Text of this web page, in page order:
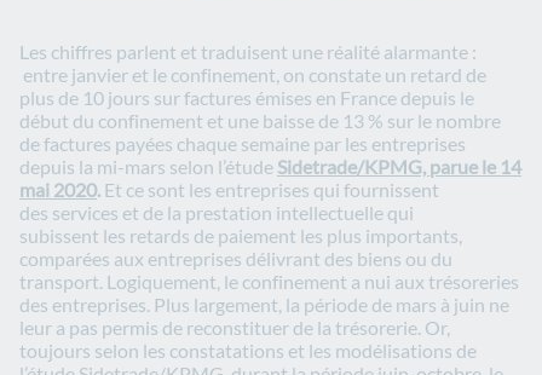
Les chiffres parlent et traduisent une réalité alarmante :
entre janvier et le confinement, on constate un retard de
plus de 10 jours sur factures émises en France depuis le
début du confinement et une baisse de 13 % sur le nombre
de factures payées chaque semaine par les entreprises
depuis la mi-mars selon l’étude Sidetrade/KPMG, parue le 14
mai 2020. Et ce sont les entreprises qui fournissent
des services et de la prestation intellectuelle qui
subissent les retards de paiement les plus importants,
comparées aux entreprises délivrant des biens ou du
transport. Logiquement, le confinement a nui aux trésoreries
des entreprises. Plus largement, la période de mars à juin ne
leur a pas permis de reconstituer de la trésorerie. Or,
toujours selon les constatations et les modélisations de